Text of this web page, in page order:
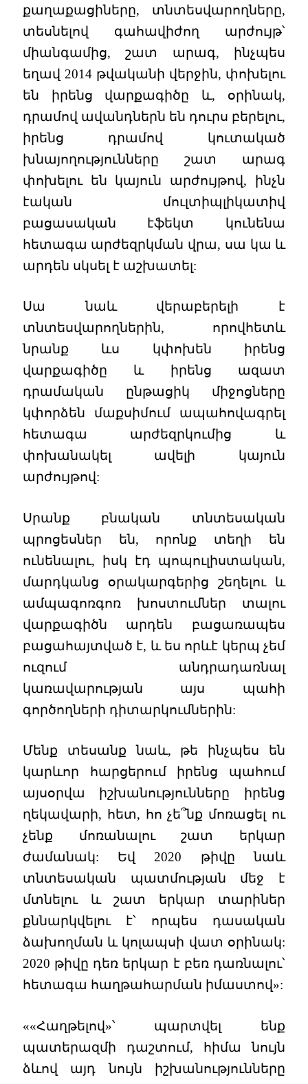
քաղաքացիները, տնտեսվարողները,
տեսնելով գահավիժող արժույթ՝
միանգամից, շատ արագ, ինչպես
եղավ 2014 թվականի վերջին, փոխելու
են իրենց վարքագիծը և, օրինակ,
դրամով ավանդներն են դուրս բերելու,
իրենց դրամով կուտակած
խնայողությունները շատ արագ
փոխելու են կայուն արժույթով, ինչն
էական մուլտիպլիկատիվ
բացասական էֆեկտ կունենա
հետագա արժեզրկման վրա, սա կա և
արդեն սկսել է աշխատել:
Սա նաև վերաբերելի է
տնտեսվարողներին, որովհետև
նրանք ևս կփոխեն իրենց
վարքագիծը և իրենց ազատ
դրամական ընթացիկ միջոցները
կփորձեն մաքսիմում ապահովագրել
հետագա արժեզրկումից և
փոխանակել ավելի կայուն
արժույթով:
Սրանք բնական տնտեսական
պրոցեսներ են, որոնք տեղի են
ունենալու, իսկ էդ պոպուլիստական,
մարդկանց օրակարգերից շեղելու և
ամպագոռգոռ խոստումներ տալու
վարքագիծն արդեն բացառապես
բացահայտված է, և ես որևէ կերպ չեմ
ուզում անդրադառնալ
կառավարության այս պահի
գործողների դիտարկումներին:
Մենք տեսանք նաև, թե ինչպես են
կարևոր հարցերում իրենց պահում
այսօրվա իշխանությունները իրենց
ղեկավարի, հետ, հո չե՞նք մոռացել ու
չենք մոռանալու շատ երկար
ժամանակ: Եվ 2020 թիվը նաև
տնտեսական պատմության մեջ է
մտնելու և շատ երկար տարիներ
քննարկվելու է՝ որպես դասական
ձախողման և կոլապսի վատ օրինակ:
2020 թիվը դեռ երկար է բեռ դառնալու՝
հետագա հաղթահարման իմաստով»:
««Հաղթելով»՝ պարտվել ենք
պատերազմի դաշտում, հիմա նույն
ձևով այդ նույն իշխանությունները